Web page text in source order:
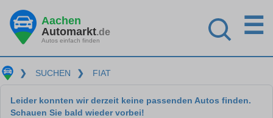
Aachen
Automarkt.de
Autos einfach finden
☰
❯ SUCHEN ❯ FIAT
Leider konnten wir derzeit keine passenden Autos finden.
Schauen Sie bald wieder vorbei!